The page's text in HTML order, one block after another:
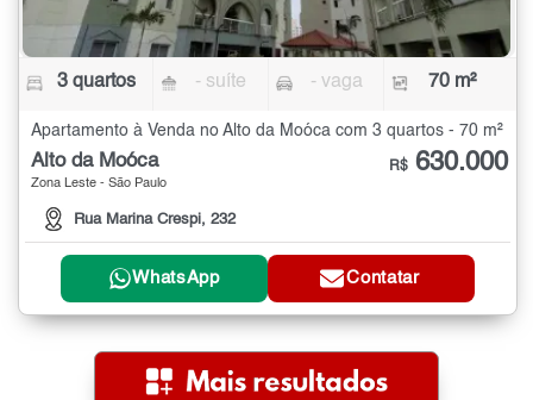
3 quartos - suíte - vaga 70 m²
Apartamento à Venda no Alto da Moóca com 3 quartos - 70 m²
Alto da Moóca
Zona Leste - São Paulo
Rua Marina Crespi, 232
R$ 630.000
WhatsApp Contatar